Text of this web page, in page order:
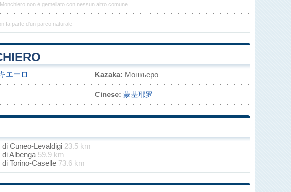
non è gemellato con nessun altro comune.
fa parte d'un parco naturale
エーロ Kazaka: Монкьеро
Cinese: 蒙基耶罗
di Cuneo-Levaldigi 23.5 km
di Albenga 59.9 km
di Torino-Caselle 73.6 km